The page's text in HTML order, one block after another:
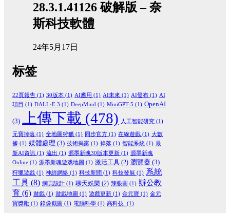
28.3.1.41126 破解版 – 奈
斯科技軟體
24年5月17日
标签
22頁報告 (1) 30版本 (1) AI應用 (1) AI未來 (1) AI發布 (1) AI
項目 (1) DALL·E 3 (1) DeepMind (1) MiniGPT-5 (1) OpenAI
(3) 上傳下載 (478) 人工智能研究 (1)
元寶掉落 (1) 全地圖狩獵 (1) 同步官方 (1) 在線遊戲 (1) 大數
據 (1) 媒體處理 (3) 技術揭露 (1) 掉落 (1) 智能系統 (1) 最
新AI資訊 (1) 流出 (1) 源墨新魂30版本更新 (1) 源墨新魂
Online (1) 源墨新魂遊戏地圖 (1) 激活工具 (2) 瀏覽器 (3)
狩獵遊戲 (1) 神經網絡 (1) 科技新聞 (1) 科技發展 (1) 系統
工具 (8) 網頁設計 (1) 聊天娛樂 (2) 辣眼圖 (1) 辦公教
育 (6) 遊戲 (1) 遊戲地圖 (1) 遊戲更新 (1) 金元寶 (1) 金元
寶獎勵 (1) 錄像截圖 (1) 電腦科學 (1) 高科技. (1)